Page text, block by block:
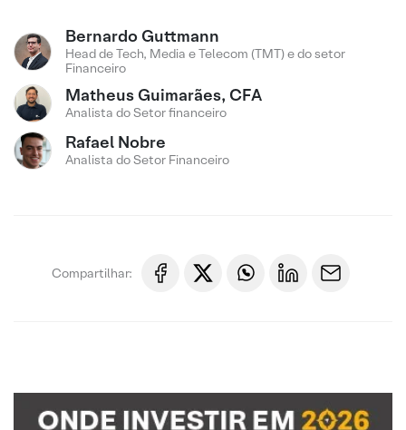
Bernardo Guttmann
Head de Tech, Media e Telecom (TMT) e do setor
Financeiro
Matheus Guimarães, CFA
Analista do Setor financeiro
Rafael Nobre
Analista do Setor Financeiro
Compartilhar: